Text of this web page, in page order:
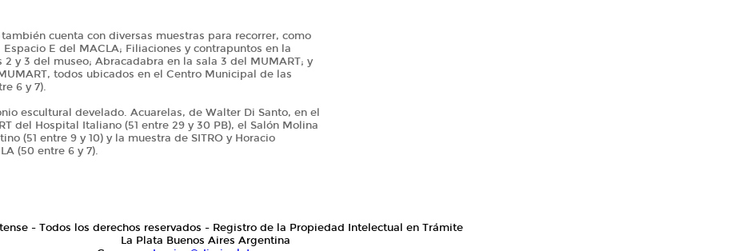
cuenta con diversas muestras para recorrer, como
E del MACLA; Filiaciones y contrapuntos en la
y 3 del museo; Abracadabra en la sala 3 del MUMART; y
todos ubicados en el Centro Municipal de las
6 y 7).
escultural develado. Acuarelas, de Walter Di Santo, en el
del Hospital Italiano (51 entre 29 y 30 PB), el Salón Molina
(51 entre 9 y 10) y la muestra de SITRO y Horacio
(50 entre 6 y 7).
- Todos los derechos reservados - Registro de la Propiedad Intelectual en Trámite
La Plata Buenos Aires Argentina